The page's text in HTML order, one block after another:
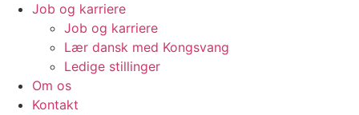
Job og karriere
Job og karriere
Lær dansk med Kongsvang
Ledige stillinger
Om os
Kontakt